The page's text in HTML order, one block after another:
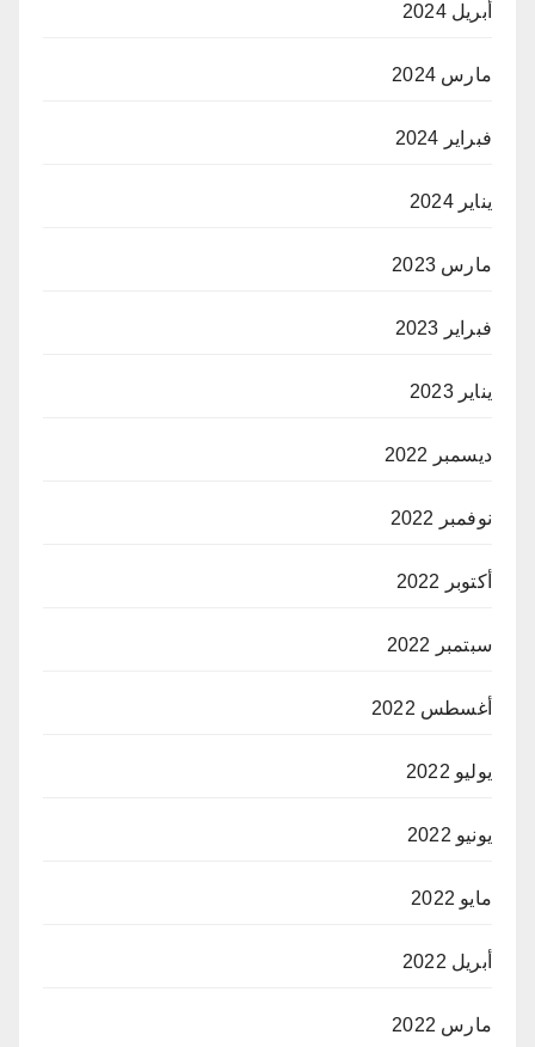
أبريل 2024
مارس 2024
فبراير 2024
يناير 2024
مارس 2023
فبراير 2023
يناير 2023
ديسمبر 2022
نوفمبر 2022
أكتوبر 2022
سبتمبر 2022
أغسطس 2022
يوليو 2022
يونيو 2022
مايو 2022
أبريل 2022
مارس 2022